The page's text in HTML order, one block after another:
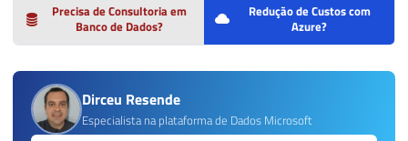
Precisa de Consultoria em
Banco de Dados?
Redução de Custos com
Azure?
Dirceu Resende
Especialista na plataforma de Dados Microsoft